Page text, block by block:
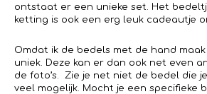
ontstaat er een unieke set. Het
ketting is ook een erg leuk cadeautje
Omdat ik de bedels met de hand
uniek. Deze kan er dan ook net even
de foto’s. Zie je net niet de bedel die
veel mogelijk. Mocht je een specifieke